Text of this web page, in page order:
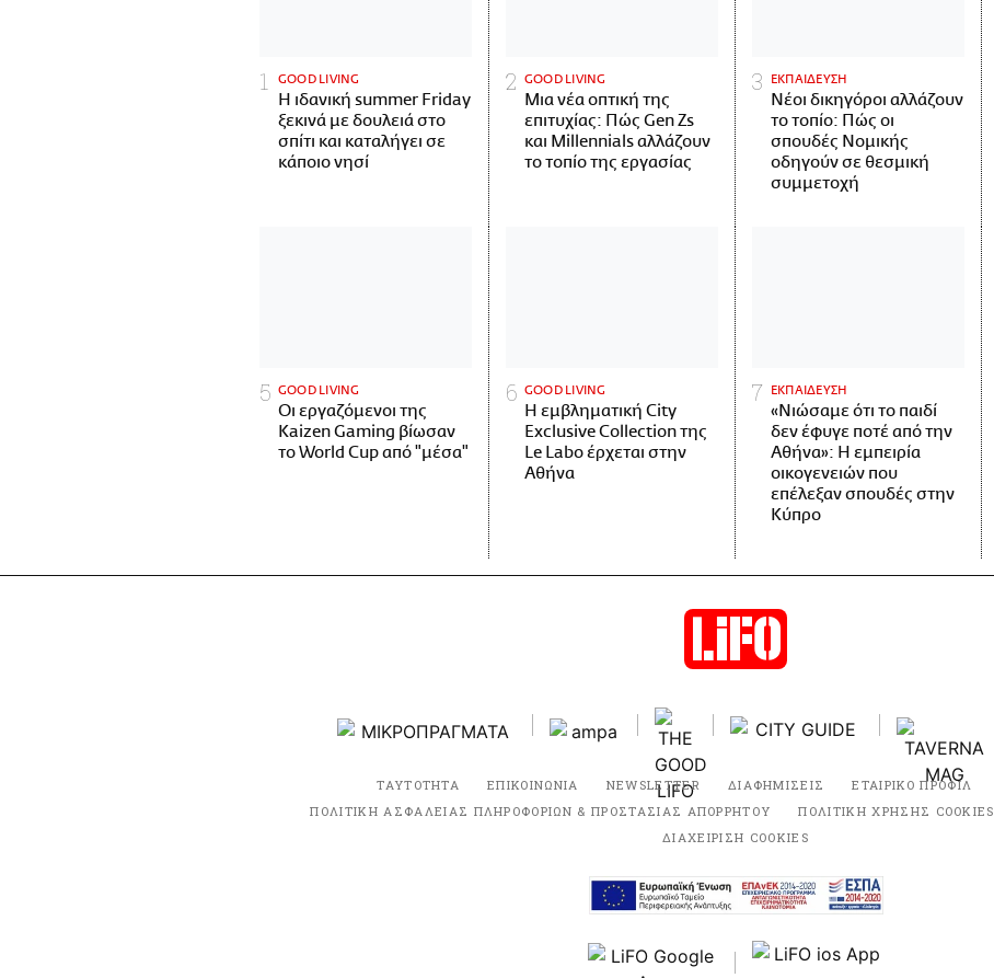
GOOD LIVING
Η ιδανική summer Friday
ξεκινά με δουλειά στο
σπίτι και καταλήγει σε
κάποιο νησί
GOOD LIVING
Μια νέα οπτική της
επιτυχίας: Πώς Gen Zs
και Millennials αλλάζουν
το τοπίο της εργασίας
ΕΚΠΑΙΔΕΥΣΗ
Νέοι δικηγόροι αλλάζουν
το τοπίο: Πώς οι
σπουδές Νομικής
οδηγούν σε θεσμική
συμμετοχή
GOOD LIVING
Οι εργαζόμενοι της
Kaizen Gaming βίωσαν
το World Cup από "μέσα"
GOOD LIVING
Η εμβληματική City
Exclusive Collection της
Le Labo έρχεται στην
Αθήνα
ΕΚΠΑΙΔΕΥΣΗ
«Νιώσαμε ότι το παιδί
δεν έφυγε ποτέ από την
Αθήνα»: Η εμπειρία
οικογενειών που
επέλεξαν σπουδές στην
Κύπρο
ΤΑΥΤΟΤΗΤΑ ΕΠΙΚΟΙΝΩΝΙΑ NEWSLETTER ΔΙΑΦΗΜΙΣΕΙΣ ΕΤΑΙΡΙΚΟ ΠΡΟΦΙΛ
ΠΟΛΙΤΙΚΗ ΑΣΦΑΛΕΙΑΣ ΠΛΗΡΟΦΟΡΙΩΝ & ΠΡΟΣΤΑΣΙΑΣ ΑΠΟΡΡΗΤΟΥ
ΠΟΛΙΤΙΚΗ ΧΡΗΣΗΣ COOKIES
ΔΙΑΧΕΙΡΙΣΗ COOKIES